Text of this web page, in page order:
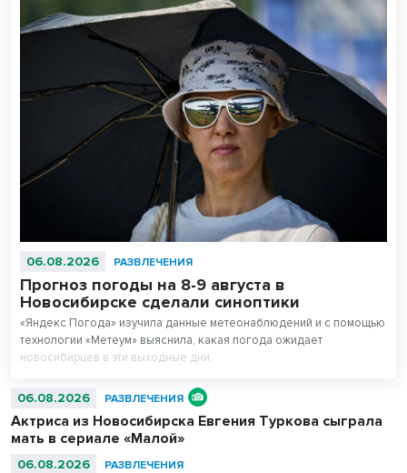
06.08.2026 РАЗВЛЕЧЕНИЯ
Прогноз погоды на 8-9 августа в
Новосибирске сделали синоптики
«Яндекс Погода» изучила данные метеонаблюдений и с помощью
технологии «Метеум» выяснила, какая погода ожидает
новосибирцев в эти выходные дни.
06.08.2026 РАЗВЛЕЧЕНИЯ
Актриса из Новосибирска Евгения Туркова сыграла
мать в сериале «Малой»
06.08.2026 РАЗВЛЕЧЕНИЯ